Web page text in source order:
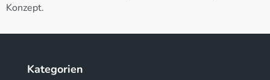
Konzept.
Kategorien